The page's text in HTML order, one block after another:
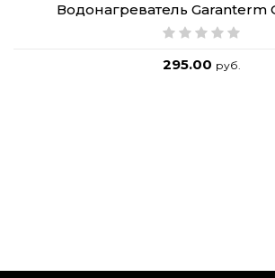
Водонагреватель Garanterm
295.00 руб.